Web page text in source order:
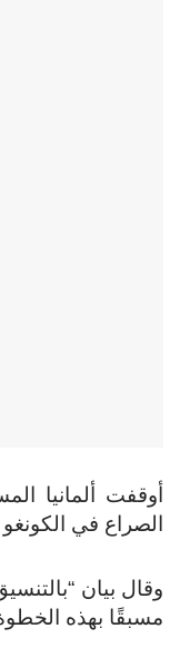
أوقفت ألمانيا
الصراع في
وقال بيان
مسبقًا بهذه الخطوة وحثتها